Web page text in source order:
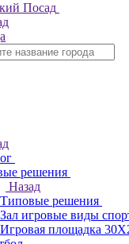
Посад
решения
Назад
Типовые решения
Зал игровые виды
Игровая площадка